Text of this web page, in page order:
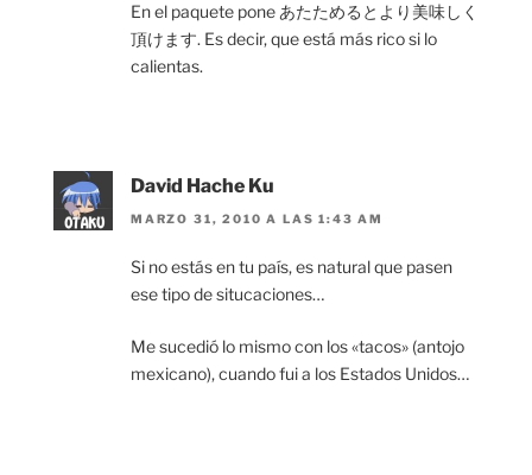
En el paquete pone あたためるとより美味しく
頂けます. Es decir, que está más rico si lo
calientas.
David Hache Ku
MARZO 31, 2010 A LAS 1:43 AM
Si no estás en tu país, es natural que pasen
ese tipo de situcaciones…
Me sucedió lo mismo con los «tacos» (antojo
mexicano), cuando fui a los Estados Unidos…